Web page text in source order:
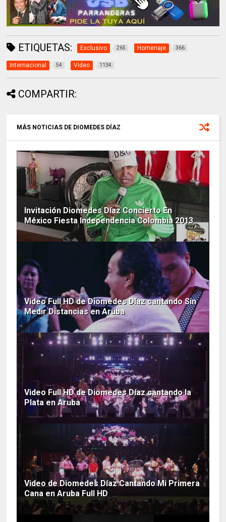
ETIQUETAS: Exclusivo 265 Homenaje 366
Internacional 54 Video 1134
COMPARTIR:
MÁS NOTICIAS DE DIOMEDES DÍAZ
Invitación Diomedes Díaz Concierto En
México Fiesta Independencia Colombia 2013
Video Full HD de Diomedes Díaz cantando Sin
Medir Distancias en Aruba
Video Full HD de Diomedes Díaz cantando la
Plata en Aruba
Video de Diomedes Díaz Cantando Mi Primera
Cana en Aruba Full HD